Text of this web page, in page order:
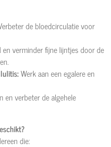
de bloedcirculatie voor
verminder fijne lijntjes door de
Werk aan een egalere en
en verbeter de algehele
die: